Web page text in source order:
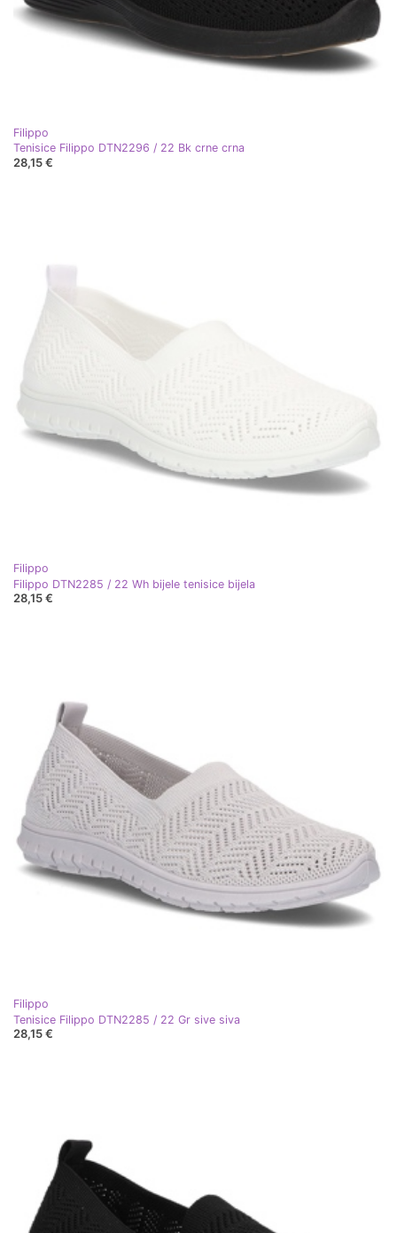
Filippo
Tenisice Filippo DTN2296 / 22 Bk crne crna
28,15 €
Filippo
Filippo DTN2285 / 22 Wh bijele tenisice bijela
28,15 €
Filippo
Tenisice Filippo DTN2285 / 22 Gr sive siva
28,15 €